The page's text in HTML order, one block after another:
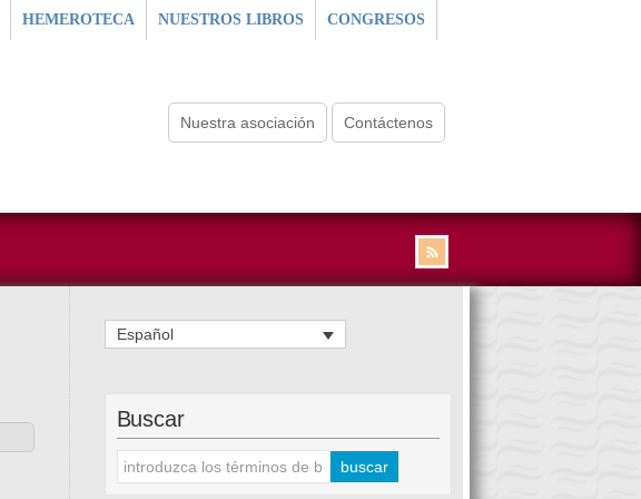
HEMEROTECA NUESTROS LIBROS CONGRESOS
Nuestra asociación Contáctenos
Español
Buscar